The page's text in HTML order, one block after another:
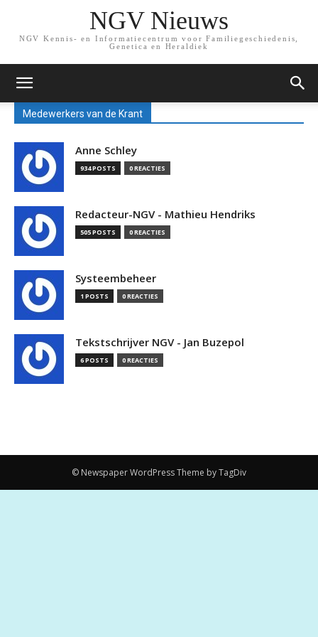
NGV Nieuws
NGV Kennis- en Informatiecentrum voor Familiegeschiedenis,
Genetica en Heraldiek
Medewerkers van de Krant
Anne Schley
934 POSTS 0 REACTIES
Redacteur-NGV - Mathieu Hendriks
505 POSTS 0 REACTIES
Systeembeheer
1 POSTS 0 REACTIES
Tekstschrijver NGV - Jan Buzepol
6 POSTS 0 REACTIES
© Newspaper WordPress Theme by TagDiv